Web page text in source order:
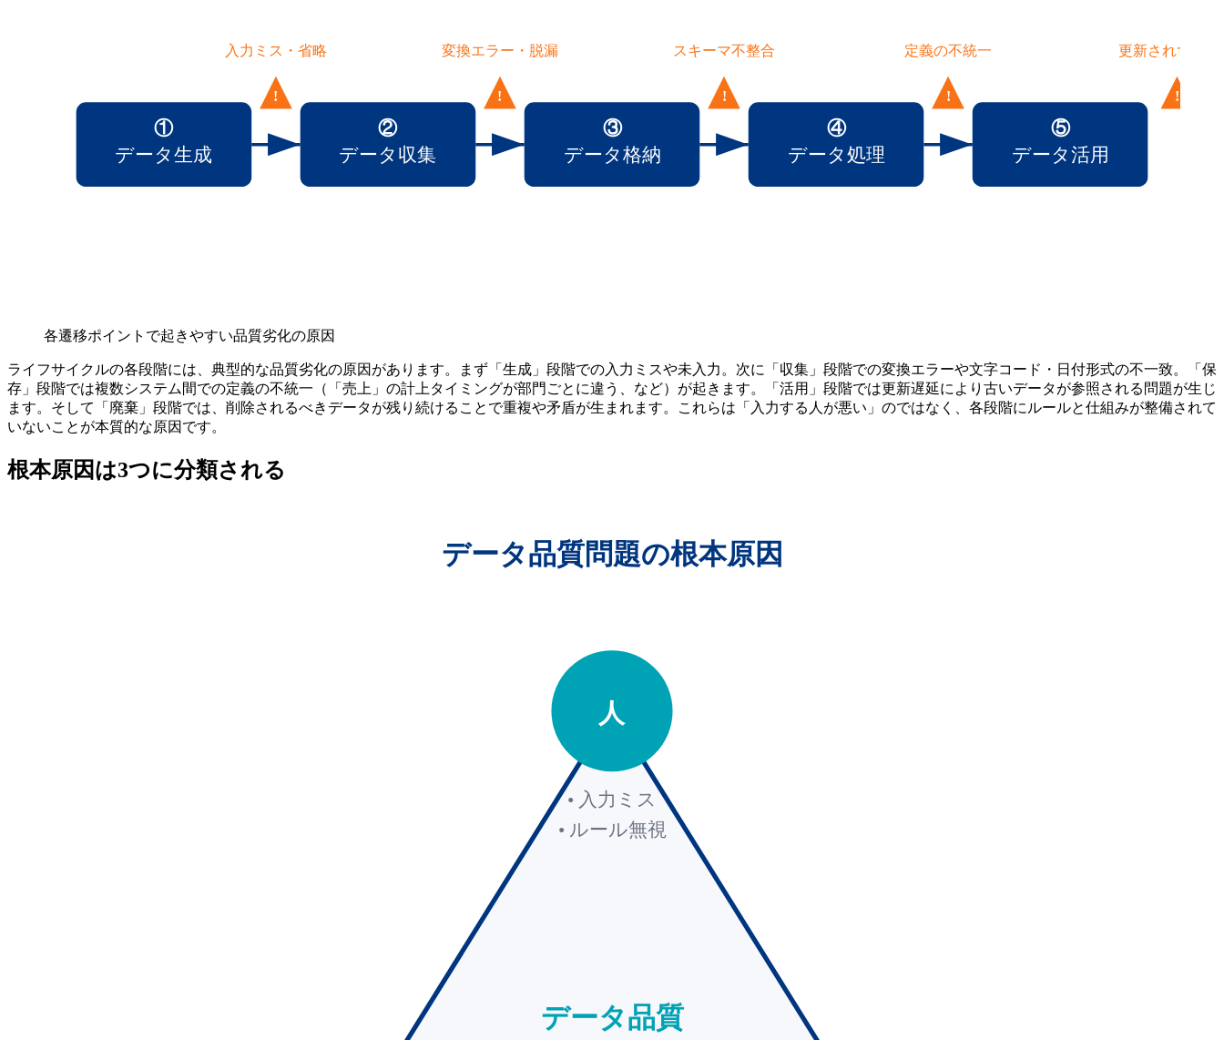
!
入力ミス・省略
①
データ生成
!
変換エラー・脱漏
②
データ収集
!
スキーマ不整合
③
データ格納
!
定義の不統一
④
データ処理
!
更新されず陳腐
⑤
データ活用
各遷移ポイントで起きやすい品質劣化の原因
ライフサイクルの各段階には、典型的な品質劣化の原因があります。まず「生成」段階での入力ミスや未入力。次に「収集」段階での変換エラーや文字コード・日付形式の不一致。「保
存」段階では複数システム間での定義の不統一（「売上」の計上タイミングが部門ごとに違う、など）が起きます。「活用」段階では更新遅延により古いデータが参照される問題が生じ
ます。そして「廃棄」段階では、削除されるべきデータが残り続けることで重複や矛盾が生まれます。これらは「入力する人が悪い」のではなく、各段階にルールと仕組みが整備されて
いないことが本質的な原因です。
根本原因は3つに分類される
データ品質問題の根本原因
データ品質
人
• 入力ミス
• ルール無視